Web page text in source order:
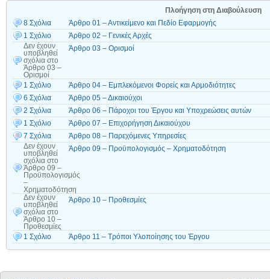
Πλοήγηση στη Διαβούλευση
8 Σχόλια
Άρθρο 01 – Αντικείμενο και Πεδίο Εφαρμογής
1 Σχόλιο
Άρθρο 02 – Γενικές Αρχές
Δεν έχουν
υποβληθεί
σχόλια στο
Άρθρο 03 –
Ορισμοί
Άρθρο 03 – Ορισμοί
1 Σχόλιο
Άρθρο 04 – Εμπλεκόμενοι Φορείς και Αρμοδιότητες
6 Σχόλια
Άρθρο 05 – Δικαιούχοι
2 Σχόλια
Άρθρο 06 – Πάροχοι του Έργου και Υποχρεώσεις αυτών
1 Σχόλιο
Άρθρο 07 – Επιχορήγηση Δικαιούχου
7 Σχόλια
Άρθρο 08 – Παρεχόμενες Υπηρεσίες
Δεν έχουν
υποβληθεί
σχόλια στο
Άρθρο 09 –
Προϋπολογισμός
–
Χρηματοδότηση
Άρθρο 09 – Προϋπολογισμός – Χρηματοδότηση
Δεν έχουν
υποβληθεί
σχόλια στο
Άρθρο 10 –
Προθεσμίες
Άρθρο 10 – Προθεσμίες
1 Σχόλιο Άρθρο 11 – Τρόποι Υλοποίησης του Έργου